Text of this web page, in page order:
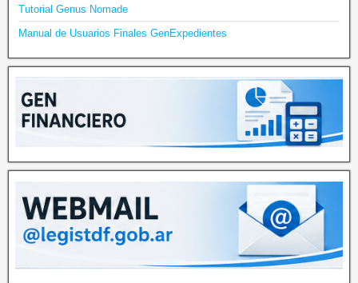
Tutorial Genus Nomade
Manual de Usuarios Finales GenExpedientes